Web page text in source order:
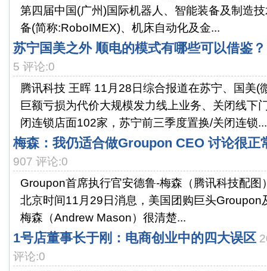
第四届中国(广州)国际机器人、智能装备及制造
备(简称:RoboIMEX)、机床自动化及金...
苏宁国美之外 顺电的模式有哪些可以借鉴？
5 评论:0
腾讯科技 王晖 11月28日综合报道在苏宁、国美(
巨额亏损为代价大规模发力线上业务、关闭线下
闭连锁店面102家，苏宁前三季度置换/关闭连锁...
梅森：我仍适合做Groupon CEO 讨论很正
907 评论:0
Groupon首席执行官安德鲁-梅森（腾讯科技配图
北京时间11月29日消息，美国团购巨头Groupon
梅森（Andrew Mason）很清楚...
1号店董事长于刚：电商创业中的四大误区
评论:0